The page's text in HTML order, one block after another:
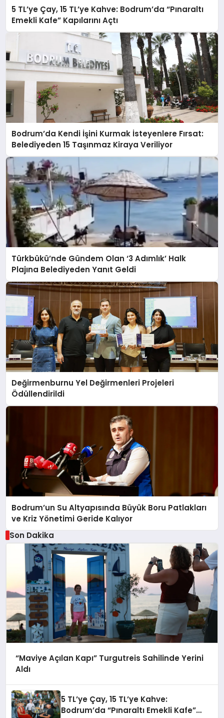
5 TL’ye Çay, 15 TL’ye Kahve: Bodrum’da “Pınaraltı
Emekli Kafe” Kapılarını Açtı
Bodrum’da Kendi İşini Kurmak İsteyenlere Fırsat:
Belediyeden 15 Taşınmaz Kiraya Veriliyor
Türkbükü’nde Gündem Olan ‘3 Adımlık’ Halk
Plajına Belediyeden Yanıt Geldi
Değirmenburnu Yel Değirmenleri Projeleri
Ödüllendirildi
Bodrum’un Su Altyapısında Büyük Boru Patlakları
ve Kriz Yönetimi Geride Kalıyor
Son Dakika
“Maviye Açılan Kapı” Turgutreis Sahilinde Yerini
Aldı
5 TL’ye Çay, 15 TL’ye Kahve:
Bodrum’da “Pınaraltı Emekli Kafe”